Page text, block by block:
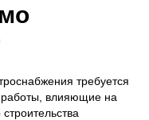
требуется
работы, влияющие на